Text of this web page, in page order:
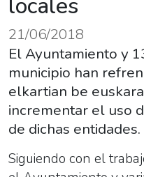
locales
21/06/2018
El Ayuntamiento y
municipio han
elkartian be
incrementar el uso
de dichas entidades.
Siguiendo con el